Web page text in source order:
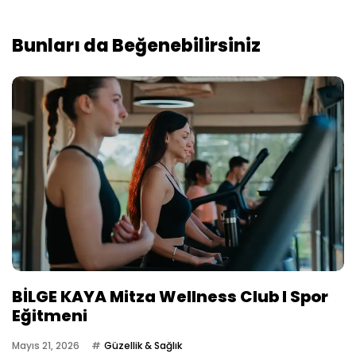
Bunları da Beğenebilirsiniz
BİLGE KAYA Mitza Wellness Club I Spor
Eğitmeni
Mayıs 21, 2026 Güzellik & Sağlık